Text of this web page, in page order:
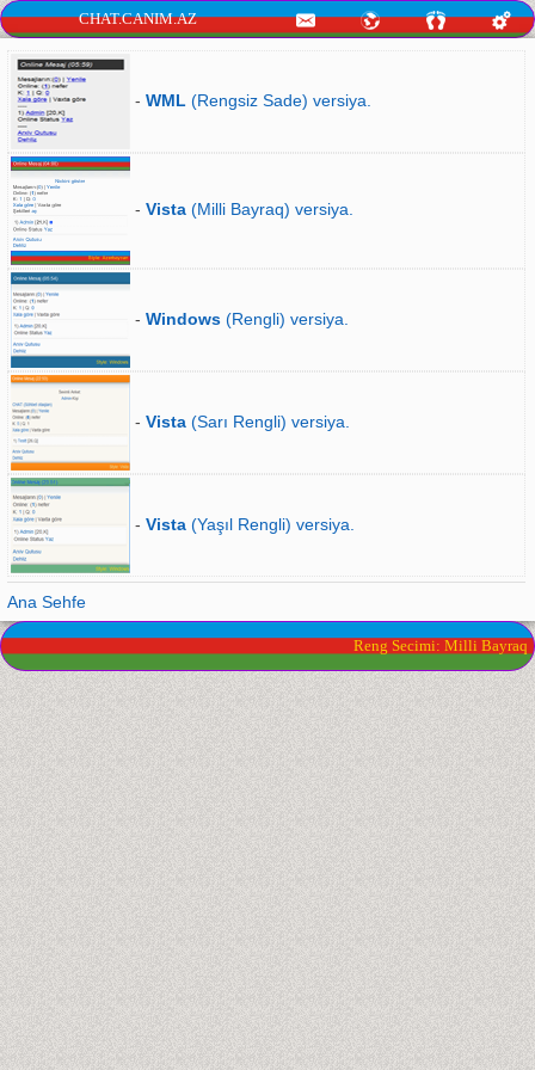
CHAT.CANIM.AZ
- WML (Rengsiz Sade) versiya.
- Vista (Milli Bayraq) versiya.
- Windows (Rengli) versiya.
- Vista (Sarı Rengli) versiya.
- Vista (Yaşıl Rengli) versiya.
Ana Sehfe
Reng Secimi: Milli Bayraq